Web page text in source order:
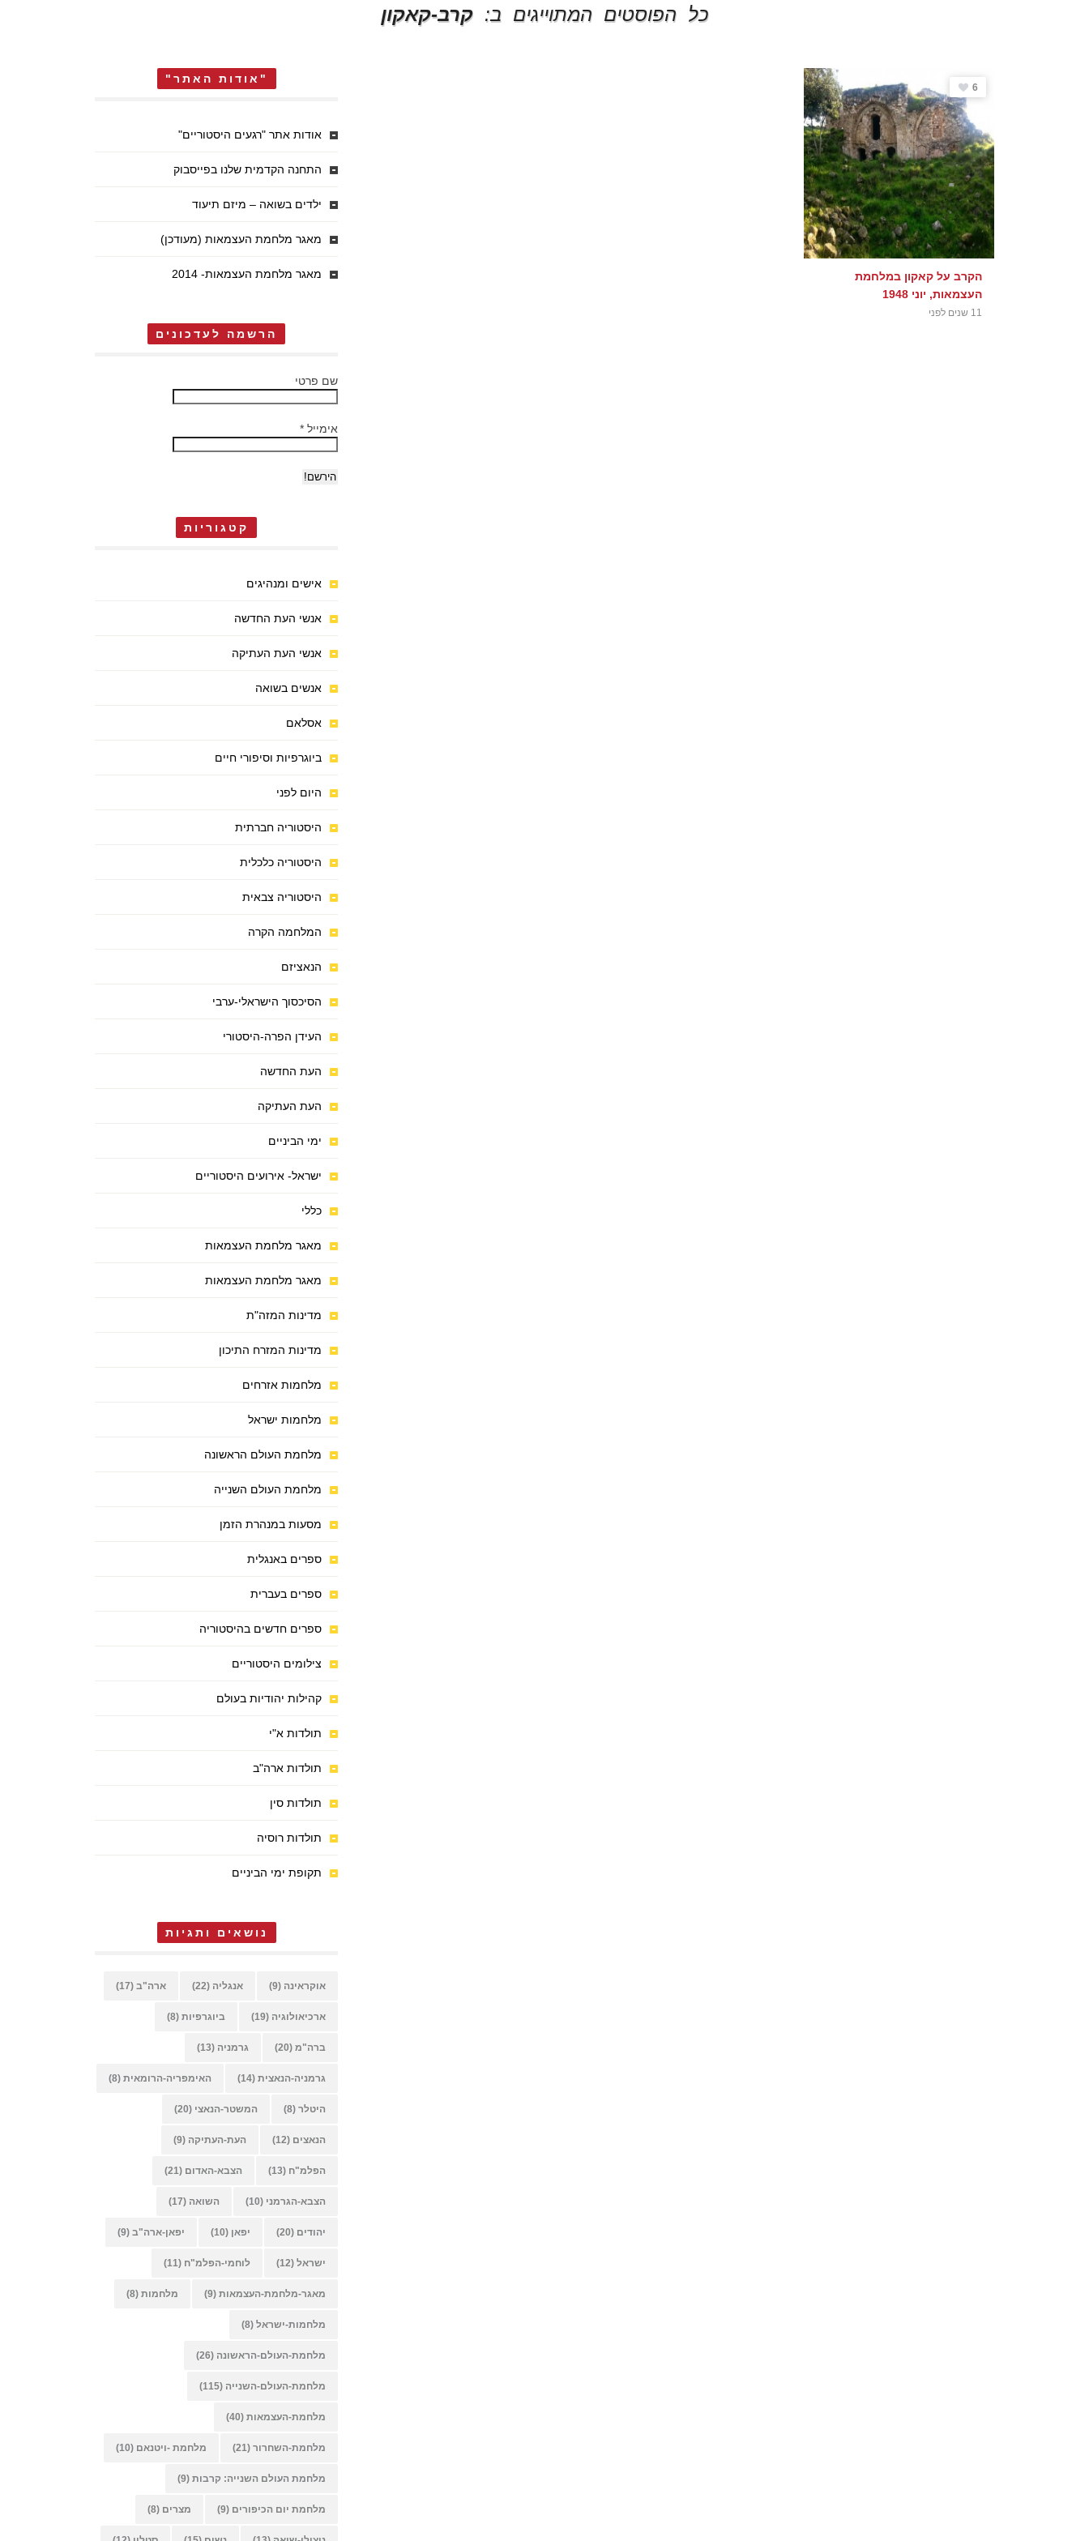
כל הפוסטים המתוייגים ב:קרב-קאקון
6
הקרב על קאקון במלחמת
העצמאות, יוני 1948
11 שנים לפני
"אודות האתר"
אודות אתר "רגעים היסטוריים"
התחנה הקדמית שלנו בפייסבוק
ילדים בשואה – מיזם תיעוד
מאגר מלחמת העצמאות (מעודכן)
מאגר מלחמת העצמאות- 2014
הרשמה לעדכונים
שם פרטי
אימייל *
קטגוריות
אישים ומנהיגים
אנשי העת החדשה
אנשי העת העתיקה
אנשים בשואה
אסלאם
ביוגרפיות וסיפורי חיים
היום לפני
היסטוריה חברתית
היסטוריה כלכלית
היסטוריה צבאית
המלחמה הקרה
הנאציזם
הסיכסוך הישראלי-ערבי
העידן הפרה-היסטורי
העת החדשה
העת העתיקה
ימי הביניים
ישראל- אירועים היסטוריים
כללי
מאגר מלחמת העצמאות
מאגר מלחמת העצמאות
מדינות המזה"ת
מדינות המזרח התיכון
מלחמות אזרחים
מלחמות ישראל
מלחמת העולם הראשונה
מלחמת העולם השנייה
מסעות במנהרת הזמן
ספרים באנגלית
ספרים בעברית
ספרים חדשים בהיסטוריה
צילומים היסטוריים
קהילות יהודיות בעולם
תולדות א"י
תולדות ארה"ב
תולדות סין
תולדות רוסיה
תקופת ימי הביניים
נושאים ותגיות
אוקראינה (9) אנגליה (22) ארה"ב (17)
ארכיאולוגיה (19) ביוגרפיות (8)
ברה"מ (20) גרמניה (13)
גרמניה-הנאצית (14) האימפריה-הרומאית (8)
היטלר (8) המשטר-הנאצי (20)
הנאצים (12) העת-העתיקה (9)
הפלמ"ח (13) הצבא-האדום (21)
הצבא-הגרמני (10) השואה (17)
יהודים (20) יפאן (10) יפאן-ארה"ב (9)
ישראל (12) לוחמי-הפלמ"ח (11)
מאגר-מלחמת-העצמאות (9) מלחמות (8)
מלחמות-ישראל (8)
מלחמת-העולם-הראשונה (26)
מלחמת-העולם-השנייה (115)
מלחמת-העצמאות (40)
מלחמת-השחרור (21) מלחמת -ויטנאם (10)
מלחמת העולם השנייה: קרבות (9)
מלחמת יום הכיפורים (9) מצרים (8)